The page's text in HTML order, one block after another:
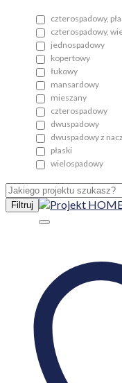
czterospadowy,
czterospadowy,
jednospadowy
kopertowy
łukowy
mansardowy
mieszany
czterospadowy
dwuspadowy
dwuspadowy z
płaski
wielospadowy
Filtruj